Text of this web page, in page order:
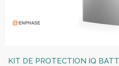
KIT DE PROTECTION IQ